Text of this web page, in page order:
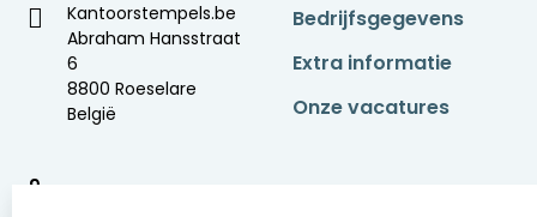
Kantoorstempels.be
Abraham Hansstraat
6
8800 Roeselare
België
9
Bedrijfsgegevens
Extra informatie
Onze vacatures